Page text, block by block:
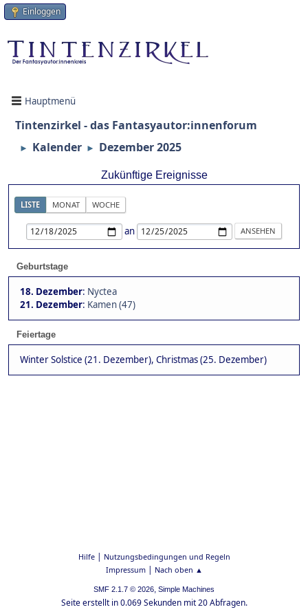
Einloggen
Hauptmenü
Tintenzirkel - das Fantasyautor:innenforum
► Kalender ► Dezember 2025
Zukünftige Ereignisse
LISTE MONAT WOCHE
an
Geburtstage
18. Dezember: Nyctea
21. Dezember: Kamen (47)
Feiertage
Winter Solstice (21. Dezember), Christmas (25. Dezember)
Hilfe| Nutzungsbedingungen und Regeln
Impressum| Nach oben ▲
SMF 2.1.7 © 2026, Simple Machines
Seite erstellt in 0.069 Sekunden mit 20 Abfragen.